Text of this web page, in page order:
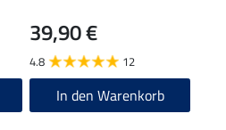
39,90 €
4.8 12
In den Warenkorb